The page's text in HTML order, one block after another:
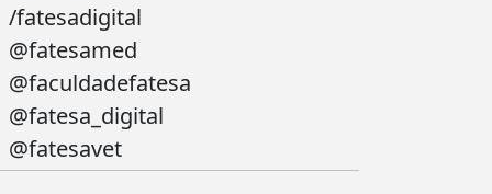
/fatesadigital
@fatesamed
@faculdadefatesa
@fatesa_digital
@fatesavet